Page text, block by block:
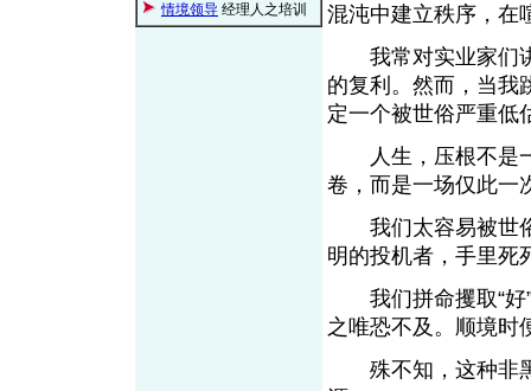
情境领导 经理人之培训
混沌中建立秩序，
我常对实业家们讲
的复利。然而，当我
定一个被世俗严重
人生，压根不是一
卷，而是一场仅此
我们太容易被世俗
明的投机者，手里
我们拼命攫取“好”
之唯恐不及。顺境
殊不知，这种非黑